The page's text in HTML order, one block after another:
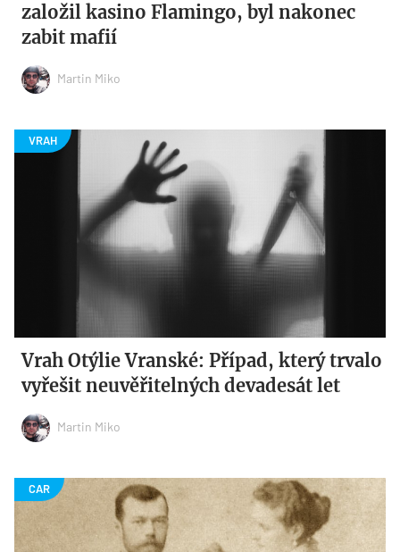
založil kasino Flamingo, byl nakonec
zabit mafií
Martin Miko
Vrah Otýlie Vranské: Případ, který trvalo
vyřešit neuvěřitelných devadesát let
Martin Miko